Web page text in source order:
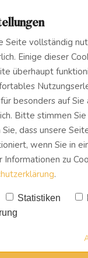
Seite vollständig
Einige dieser
überhaupt
besonders auf
Bitte stimmen Sie
dass unsere
wenn Sie in
zu
.
Statistiken